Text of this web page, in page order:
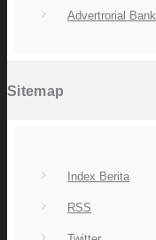
Advertrorial
Sitemap
Index Berita
RSS